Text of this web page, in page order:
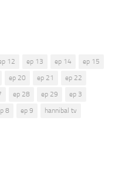
12 ep 13 ep 14
ep 15
ep 20 ep 21
ep 22
ep 28 ep 29
ep 3
8 ep 9
hannibal tv